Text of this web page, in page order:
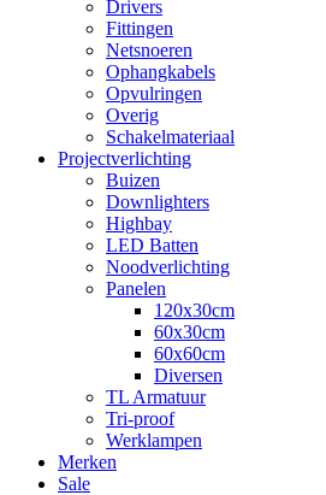
Drivers
Fittingen
Netsnoeren
Ophangkabels
Opvulringen
Overig
Schakelmateriaal
Projectverlichting
Buizen
Downlighters
Highbay
LED Batten
Noodverlichting
Panelen
120x30cm
60x30cm
60x60cm
Diversen
TL Armatuur
Tri-proof
Werklampen
Merken
Sale